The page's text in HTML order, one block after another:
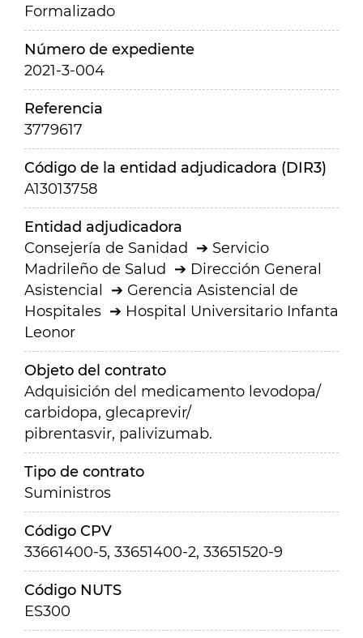
Formalizado
Número de expediente
2021-3-004
Referencia
3779617
Código de la entidad adjudicadora (DIR3)
A13013758
Entidad adjudicadora
Consejería de Sanidad
Servicio
Madrileño de Salud
Dirección General
Asistencial
Gerencia Asistencial de
Hospitales
Hospital Universitario Infanta
Leonor
Objeto del contrato
Adquisición del medicamento levodopa/
carbidopa, glecaprevir/
pibrentasvir, palivizumab.
Tipo de contrato
Suministros
Código CPV
33661400-5, 33651400-2, 33651520-9
Código NUTS
ES300